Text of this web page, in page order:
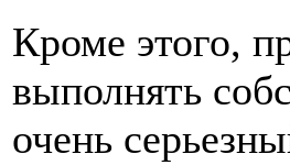
Кроме этого,
выполнять
очень